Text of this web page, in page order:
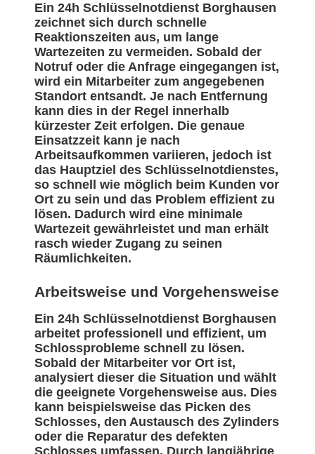
Ein 24h Schlüsselnotdienst Borghausen
zeichnet sich durch schnelle
Reaktionszeiten aus, um lange
Wartezeiten zu vermeiden. Sobald der
Notruf oder die Anfrage eingegangen ist,
wird ein Mitarbeiter zum angegebenen
Standort entsandt. Je nach Entfernung
kann dies in der Regel innerhalb
kürzester Zeit erfolgen. Die genaue
Einsatzzeit kann je nach
Arbeitsaufkommen variieren, jedoch ist
das Hauptziel des Schlüsselnotdienstes,
so schnell wie möglich beim Kunden vor
Ort zu sein und das Problem effizient zu
lösen. Dadurch wird eine minimale
Wartezeit gewährleistet und man erhält
rasch wieder Zugang zu seinen
Räumlichkeiten.
Arbeitsweise und Vorgehensweise
Ein 24h Schlüsselnotdienst Borghausen
arbeitet professionell und effizient, um
Schlossprobleme schnell zu lösen.
Sobald der Mitarbeiter vor Ort ist,
analysiert dieser die Situation und wählt
die geeignete Vorgehensweise aus. Dies
kann beispielsweise das Picken des
Schlosses, den Austausch des Zylinders
oder die Reparatur des defekten